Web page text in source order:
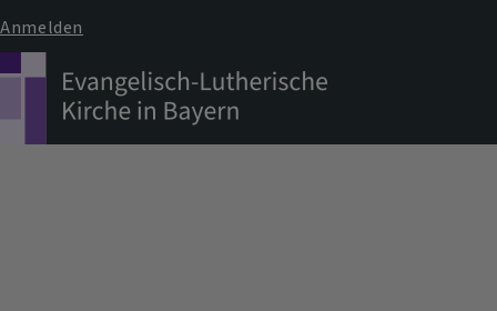
Benutzermenü
Anmelden